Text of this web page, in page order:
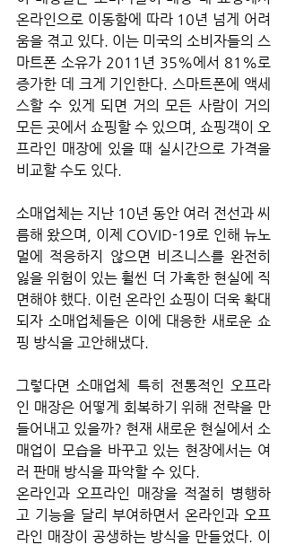
온라인으로 이동함에 따라 10년 넘게 어려
움을 겪고 있다. 이는 미국의 소비자들의 스
마트폰 소유가 2011년 35%에서 81%로
증가한 데 크게 기인한다. 스마트폰에 액세
스할 수 있게 되면 거의 모든 사람이 거의
모든 곳에서 쇼핑할 수 있으며, 쇼핑객이 오
프라인 매장에 있을 때 실시간으로 가격을
비교할 수도 있다.
소매업체는 지난 10년 동안 여러 전선과 씨
름해 왔으며, 이제 COVID-19로 인해 뉴노
멀에 적응하지 않으면 비즈니스를 완전히
잃을 위험이 있는 훨씬 더 가혹한 현실에 직
면해야 했다. 이런 온라인 쇼핑이 더욱 확대
되자 소매업체들은 이에 대응한 새로운 쇼
핑 방식을 고안해냈다.
그렇다면 소매업체 특히 전통적인 오프라
인 매장은 어떻게 회복하기 위해 전략을 만
들어내고 있을까? 현재 새로운 현실에서 소
매업이 모습을 바꾸고 있는 현장에서는 여
러 판매 방식을 파악할 수 있다.
온라인과 오프라인 매장을 적절히 병행하
고 기능을 달리 부여하면서 온라인과 오프
라인 매장이 공생하는 방식을 만들었다. 이